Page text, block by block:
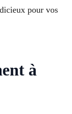
pour vos
à